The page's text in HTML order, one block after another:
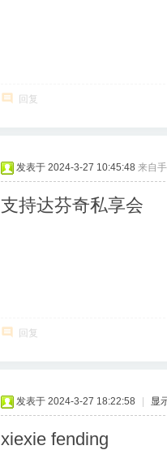
回复
发表于 2024-3-27 10:45:48 来自
支持达芬奇私享会
回复
发表于 2024-3-27 18:22:58 显
xiexie fending